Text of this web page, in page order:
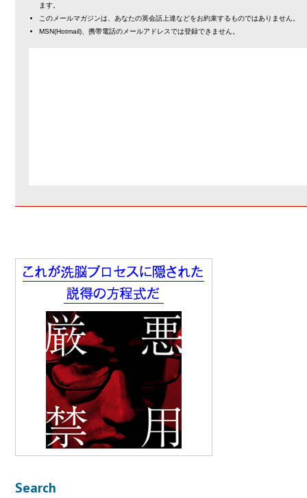
ます。
このメールマガジンは、あなたの英会話上達などをお約束するものではありません。
MSN(Hotmail)、携帯電話のメールアドレスでは登録できません。
Search